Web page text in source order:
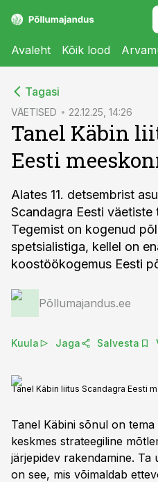
Avaleht Kõik lood
Tagasi
VÄETISED 22.12.25, 14:26
Tanel Käbin
Eesti
Alates 11. detsembrist
Scandagra Eesti väetiste
Tegemist on kogenud
spetsialistiga, kellel on
koostöökogemus Eesti
Põllumajandus.ee
Kuula Jaga Salvesta
Tanel Käbin liitus Scandagra Eesti
Tanel Käbini sõnul on
keskmes strateegiline
järjepidev rakendamine.
on see, mis võimaldab